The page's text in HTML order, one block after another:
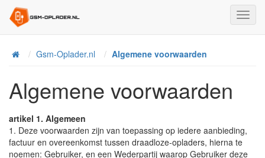
HomeGsm-Oplader.nl Algemene voorwaarden
Algemene voorwaarden
artikel 1. Algemeen
1. Deze voorwaarden zijn van toepassing op iedere aanbieding,
factuur en overeenkomst tussen draadloze-opladers, hierna te
noemen: Gebruiker, en een Wederpartij waarop Gebruiker deze